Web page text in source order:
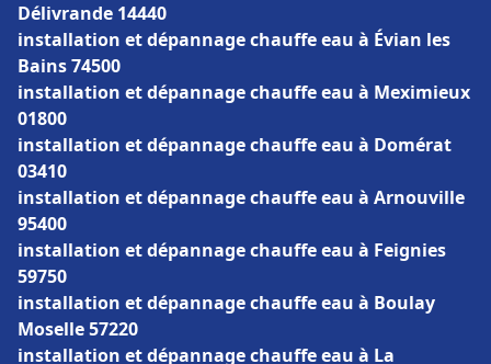
Délivrande 14440
installation et dépannage chauffe eau à Évian les
Bains 74500
installation et dépannage chauffe eau à Meximieux
01800
installation et dépannage chauffe eau à Domérat
03410
installation et dépannage chauffe eau à Arnouville
95400
installation et dépannage chauffe eau à Feignies
59750
installation et dépannage chauffe eau à Boulay
Moselle 57220
installation et dépannage chauffe eau à La